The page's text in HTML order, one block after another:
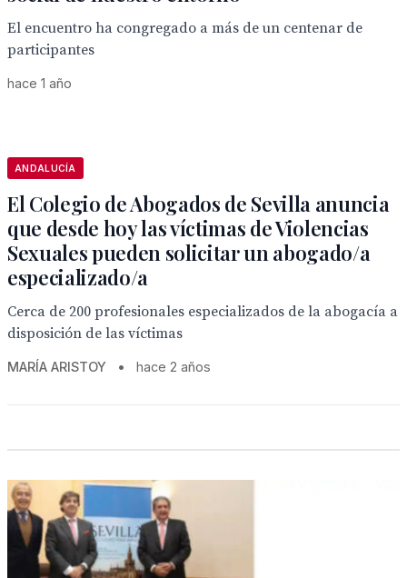
El encuentro ha congregado a más de un centenar de
participantes
hace 1 año
ANDALUCÍA
El Colegio de Abogados de Sevilla anuncia
que desde hoy las víctimas de Violencias
Sexuales pueden solicitar un abogado/a
especializado/a
Cerca de 200 profesionales especializados de la abogacía a
disposición de las víctimas
MARÍA ARISTOY • hace 2 años